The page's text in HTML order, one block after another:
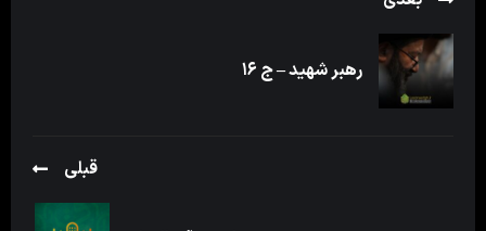
رهبر شهید – ج ۱۶
قبلی